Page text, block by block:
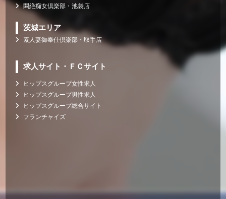
悶絶痴女倶楽部・池袋店
茨城エリア
素人妻御奉仕倶楽部・取手店
求人サイト・ＦＣサイト
ヒップスグループ女性求人
ヒップスグループ男性求人
ヒップスグループ総合サイト
フランチャイズ